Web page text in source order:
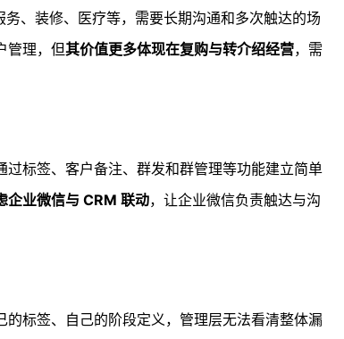
、装修、医疗等，需要长期沟通和多次触达的场
管理，但其价值更多体现在复购与转介绍经营，需
过标签、客户备注、群发和群管理等功能建立简单
企业微信与 CRM 联动，让企业微信负责触达与沟
的标签、自己的阶段定义，管理层无法看清整体漏